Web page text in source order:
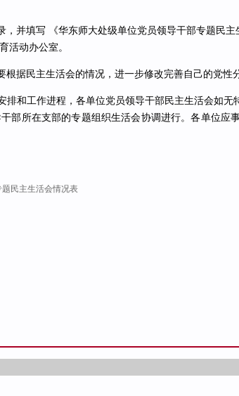
并填写 《华东师大处级单位党员领导干部专题民
活动办公室。
据民主生活会的情况，进一步修改完善自己的党性
和工作进程，各单位党员领导干部民主生活会如无
部所在支部的专题组织生活会协调进行。各单位应
民主生活会情况表